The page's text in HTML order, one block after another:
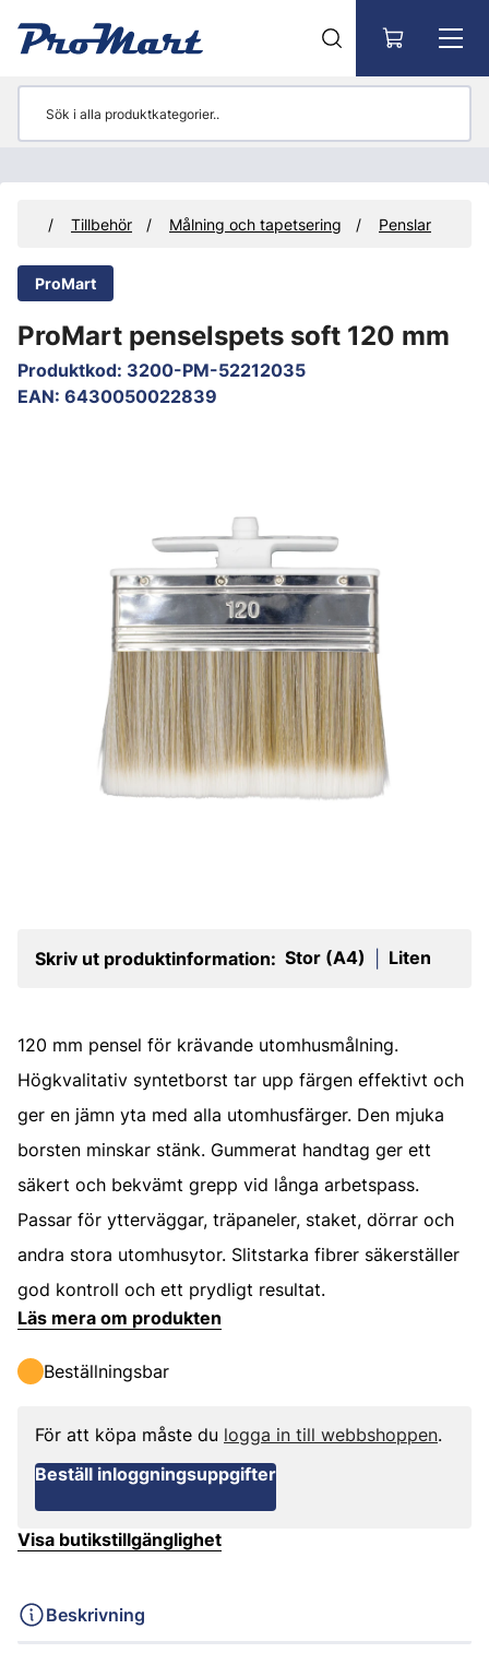
Tillbehör Målning och tapetsering Penslar
ProMart
ProMart penselspets soft 120 mm
Produktkod: 3200-PM-52212035
EAN: 6430050022839
Skriv ut produktinformation: Stor (A4) Liten
120 mm pensel för krävande utomhusmålning.
Högkvalitativ syntetborst tar upp färgen effektivt och
ger en jämn yta med alla utomhusfärger. Den mjuka
borsten minskar stänk. Gummerat handtag ger ett
säkert och bekvämt grepp vid långa arbetspass.
Passar för ytterväggar, träpaneler, staket, dörrar och
andra stora utomhusytor. Slitstarka fibrer säkerställer
god kontroll och ett prydligt resultat.
Läs mera om produkten
Beställningsbar
För att köpa måste du logga in till webbshoppen.
Beställ inloggningsuppgifter
Visa butikstillgänglighet
Beskrivning